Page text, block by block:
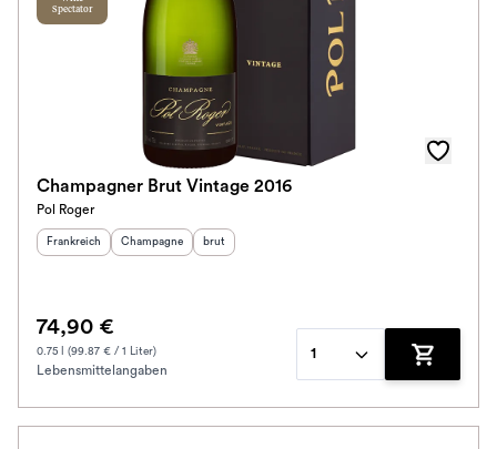
Spectator
Champagner Brut Vintage 2016
Pol Roger
Herkunftsland
Frankreich Herkunftsregion :
Champagne Geschmack
brut
74,90 €
0.75 l (99.87 € / 1 Liter)
Lebensmittelangaben
1
Zum